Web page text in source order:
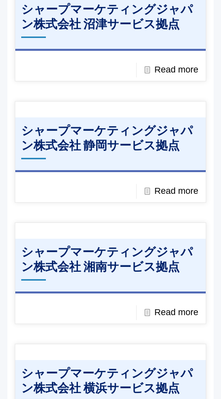
シャープマーケティングジャパ
ン株式会社 沼津サービス拠点
Read more
シャープマーケティングジャパ
ン株式会社 静岡サービス拠点
Read more
シャープマーケティングジャパ
ン株式会社 湘南サービス拠点
Read more
シャープマーケティングジャパ
ン株式会社 横浜サービス拠点